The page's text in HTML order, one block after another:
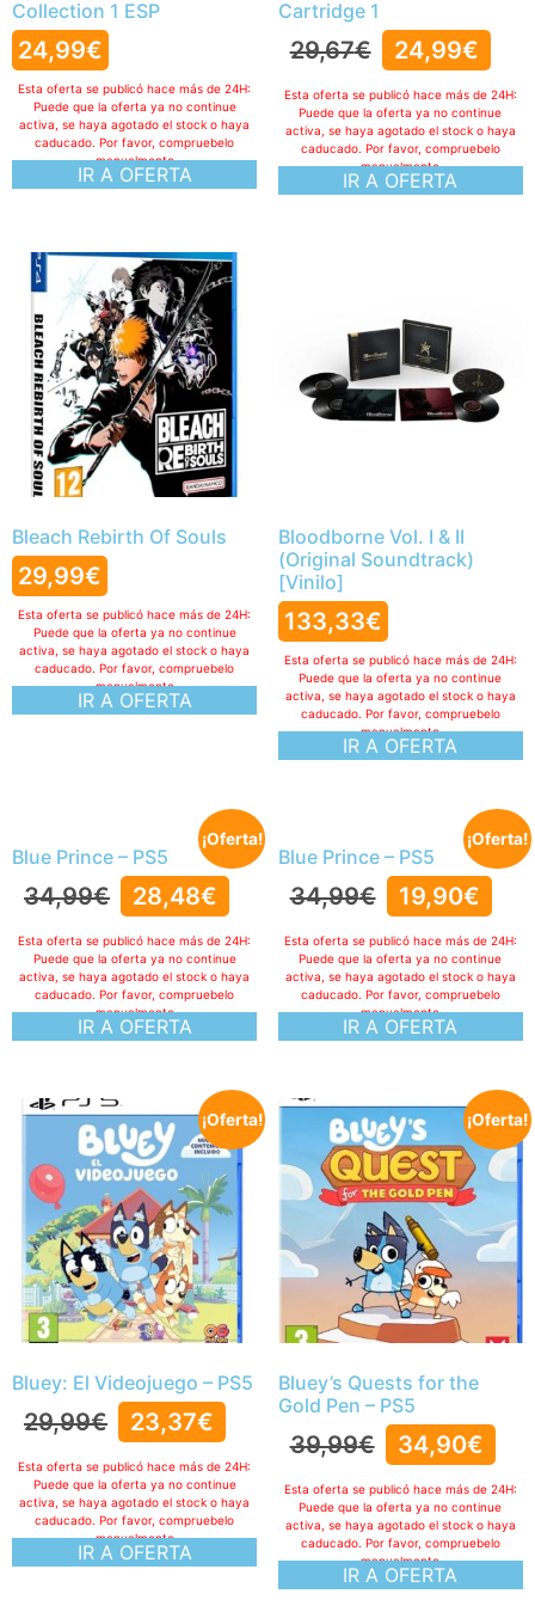
Collection 1 ESP
24,99€
IR A OFERTA
Esta oferta se publicó hace más de 24H:
Puede que la oferta ya no continue
activa, se haya agotado el stock o haya
caducado. Por favor, compruebelo
manualmente
Cartridge 1
29,67€ 24,99€
IR A OFERTA
Esta oferta se publicó hace más de 24H:
Puede que la oferta ya no continue
activa, se haya agotado el stock o haya
caducado. Por favor, compruebelo
manualmente
Bleach Rebirth Of Souls
29,99€
IR A OFERTA
Esta oferta se publicó hace más de 24H:
Puede que la oferta ya no continue
activa, se haya agotado el stock o haya
caducado. Por favor, compruebelo
manualmente
Bloodborne Vol. I & II
(Original Soundtrack)
[Vinilo]
133,33€
IR A OFERTA
Esta oferta se publicó hace más de 24H:
Puede que la oferta ya no continue
activa, se haya agotado el stock o haya
caducado. Por favor, compruebelo
manualmente
¡Oferta!
Blue Prince – PS5
34,99€ 28,48€
IR A OFERTA
Esta oferta se publicó hace más de 24H:
Puede que la oferta ya no continue
activa, se haya agotado el stock o haya
caducado. Por favor, compruebelo
manualmente
¡Oferta!
Blue Prince – PS5
34,99€ 19,90€
IR A OFERTA
Esta oferta se publicó hace más de 24H:
Puede que la oferta ya no continue
activa, se haya agotado el stock o haya
caducado. Por favor, compruebelo
manualmente
¡Oferta!
Bluey: El Videojuego – PS5
29,99€ 23,37€
IR A OFERTA
Esta oferta se publicó hace más de 24H:
Puede que la oferta ya no continue
activa, se haya agotado el stock o haya
caducado. Por favor, compruebelo
manualmente
¡Oferta!
Bluey’s Quests for the
Gold Pen – PS5
39,99€ 34,90€
IR A OFERTA
Esta oferta se publicó hace más de 24H:
Puede que la oferta ya no continue
activa, se haya agotado el stock o haya
caducado. Por favor, compruebelo
manualmente